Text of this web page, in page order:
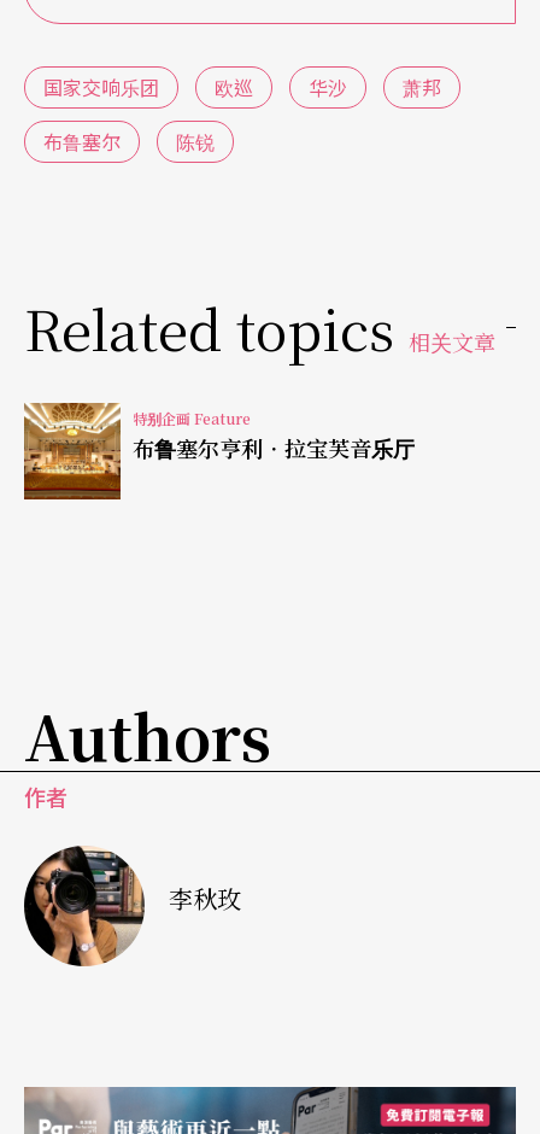
其他楼层还有纪念品、音乐厅、休息室等，但值得
一提的，就是在六楼间，透过偌大的玻璃橱窗，可
以看见里面有许多木头、配件与提琴的半成品，一
旁的制琴师正在灯光下聚精会神地工作。这是MIM
著长存的伙伴关系，因此工作室从二○一五年比赛
期间起，开始制作他们下单的乐器，并且在二○一
七大提琴大赛上完成，未来若这项计划成功，他们
还将邀请其他乐器制琴师驻馆。
国家交响乐团 欧巡 华沙
萧邦
布鲁塞尔
陈锐
Related topics 相关文章
特别企画 Feature
布鲁塞尔亨利．拉宝芙音乐厅
Authors
作者
李秋玫